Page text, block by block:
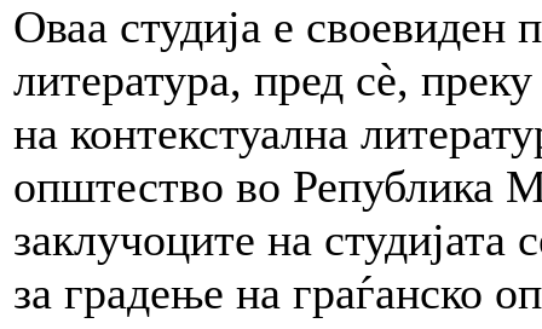
Оваа студија е своевиден
литература, пред сè,
на контекстуална
општество во Република
заклучоците на студијата
за градење на граѓанско